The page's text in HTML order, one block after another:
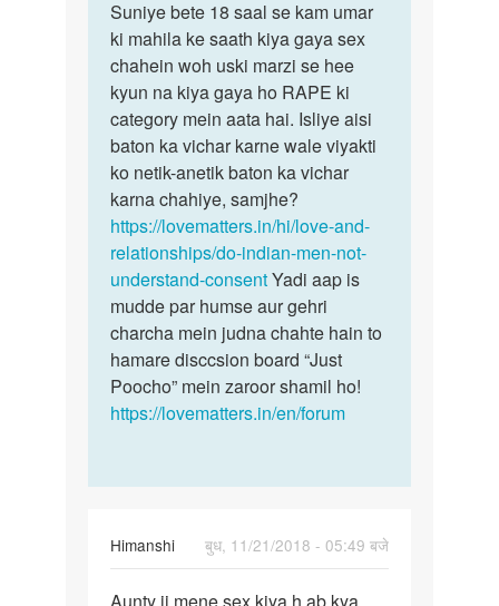
to
Aunty
g
mera
name
kajal
ha…
by
Kajal
Suniye
bete
18
saal
se
kam…
Suniye bete 18 saal se kam umar
ki mahila ke saath kiya gaya sex
chahein woh uski marzi se hee
kyun na kiya gaya ho RAPE ki
category mein aata hai. Isliye aisi
baton ka vichar karne wale viyakti
ko netik-anetik baton ka vichar
karna chahiye, samjhe?
https://lovematters.in/hi/love-and-
relationships/do-indian-men-not-
understand-consentYadi aap is
mudde par humse aur gehri
charcha mein judna chahte hain to
hamare disccsion board “Just
Poocho” mein zaroor shamil ho!
https://lovematters.in/en/forum
Himanshi
बुध, 11/21/2018 - 05:49 बजे
Aunty
Aunty ji mene sex kiya h ab kya